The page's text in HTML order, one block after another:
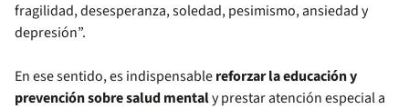
fragilidad, desesperanza, soledad, pesimismo, ansiedad y
depresión”.
En ese sentido, es indispensablereforzar la educación y
prevención sobre salud mentaly prestar atención especial a